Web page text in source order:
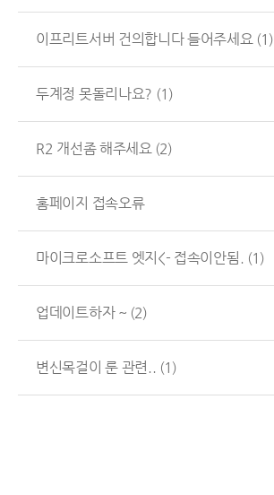
이프리트서버 건의합니다 들어주세요 (1)
두계정 못돌리나요? (1)
R2 개선좀 해주세요 (2)
홈페이지 접속오류
마이크로소프트 엣지<- 접속이안됨. (1)
업데이트하자 ~ (2)
변신목걸이 룬 관련.. (1)